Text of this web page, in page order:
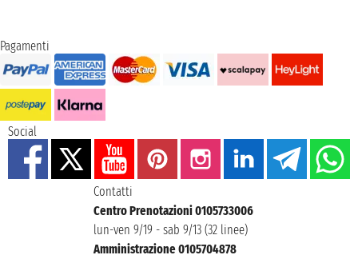
Pagamenti
Social
Contatti
Centro Prenotazioni 0105733006
lun-ven 9/19 - sab 9/13 (32 linee)
Amministrazione 0105704878